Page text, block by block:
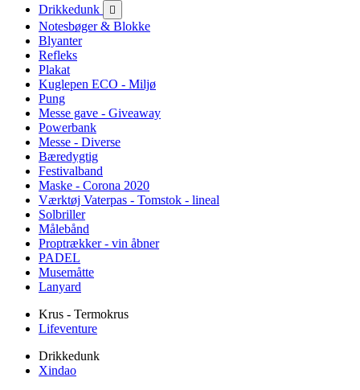
Drikkedunk

Notesbøger & Blokke
Blyanter
Refleks
Plakat
Kuglepen ECO - Miljø
Pung
Messe gave - Giveaway
Powerbank
Messe - Diverse
Bæredygtig
Festivalband
Maske - Corona 2020
Værktøj Vaterpas - Tomstok - lineal
Solbriller
Målebånd
Proptrækker - vin åbner
PADEL
Musemåtte
Lanyard
Krus - Termokrus
Lifeventure
Drikkedunk
Xindao